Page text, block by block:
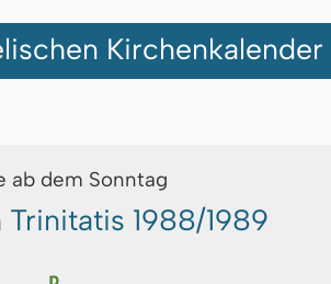
Kirchenkalender
ab dem Sonntag
1988/1989